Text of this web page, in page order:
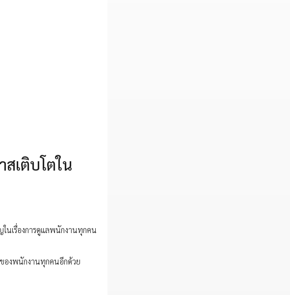
เติบโตใน
นเรื่องการดูแลพนักงานทุกคน
ของพนักงานทุกคนอีกด้วย